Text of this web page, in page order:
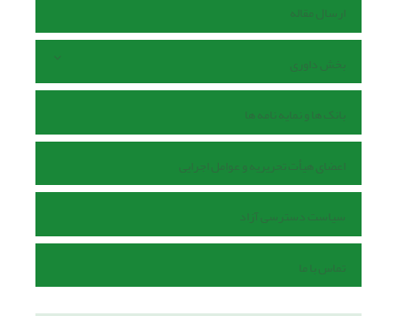
ارسال مقاله
بخش داوری
بانک ها و نمایه نامه ها
اعضای هیأت تحریریه و عوامل اجرایی
سیاست دسترسی آزاد
تماس با ما